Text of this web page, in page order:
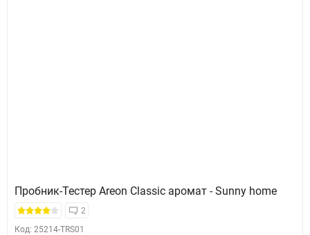
Пробник-Тестер Areon Classic аромат - Sunny home
2
Код: 25214-TRS01